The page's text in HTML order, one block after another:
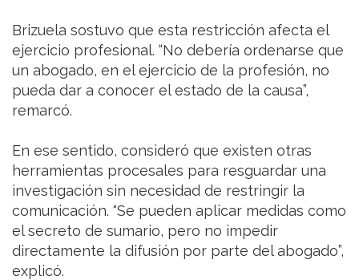
Brizuela sostuvo que esta restricción afecta el
ejercicio profesional. “No debería ordenarse que
un abogado, en el ejercicio de la profesión, no
pueda dar a conocer el estado de la causa”,
remarcó.
En ese sentido, consideró que existen otras
herramientas procesales para resguardar una
investigación sin necesidad de restringir la
comunicación. “Se pueden aplicar medidas como
el secreto de sumario, pero no impedir
directamente la difusión por parte del abogado”,
explicó.